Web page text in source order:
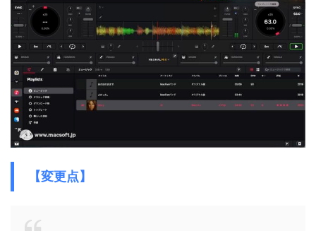
【変更点】